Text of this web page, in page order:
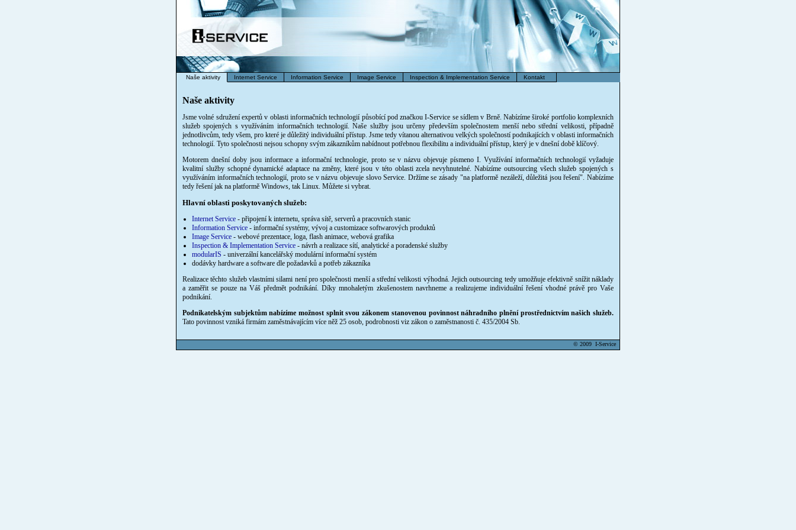
Naše aktivity Internet Service Information Service Image Service Inspection & Implementation Service Kontakt
Naše aktivity
Jsme volné sdružení expertů v oblasti informačních technologií působící pod značkou I-Service se sídlem v Brně. Nabízíme široké portfolio komplexních
služeb spojených s využíváním informačních technologií. Naše služby jsou určeny především společnostem menší nebo střední velikosti, případně
jednotlivcům, tedy všem, pro které je důležitý individuální přístup. Jsme tedy vítanou alternativou velkých společností podnikajících v oblasti informačních
technologií. Tyto společnosti nejsou schopny svým zákazníkům nabídnout potřebnou flexibilitu a individuální přístup, který je v dnešní době klíčový.
Motorem dnešní doby jsou informace a informační technologie, proto se v názvu objevuje písmeno I. Využívání informačních technologií vyžaduje
kvalitní služby schopné dynamické adaptace na změny, které jsou v této oblasti zcela nevyhnutelné. Nabízíme outsourcing všech služeb spojených s
využíváním informačních technologií, proto se v názvu objevuje slovo Service. Držíme se zásady "na platformě nezáleží, důležitá jsou řešení". Nabízíme
tedy řešení jak na platformě Windows, tak Linux. Můžete si vybrat.
Hlavní oblasti poskytovaných služeb:
Internet Service - připojení k internetu, správa sítě, serverů a pracovních stanic
Information Service - informační systémy, vývoj a customizace softwarových produktů
Image Service - webové prezentace, loga, flash animace, webová grafika
Inspection & Implementation Service - návrh a realizace sítí, analytické a poradenské služby
modularIS - univerzální kancelářský modulární informační systém
dodávky hardware a software dle požadavků a potřeb zákazníka
Realizace těchto služeb vlastními silami není pro společnosti menší a střední velikosti výhodná. Jejich outsourcing tedy umožňuje efektivně snížit náklady
a zaměřit se pouze na Váš předmět podnikání. Díky mnohaletým zkušenostem navrhneme a realizujeme individuální řešení vhodné právě pro Vaše
podnikání.
Podnikatelským subjektům nabízíme možnost splnit svou zákonem stanovenou povinnost náhradního plnění prostřednictvím našich služeb.
Tato povinnost vzniká firmám zaměstnávajícím více něž 25 osob, podrobnosti viz zákon o zaměstnanosti č. 435/2004 Sb.
© 2009 I-Service